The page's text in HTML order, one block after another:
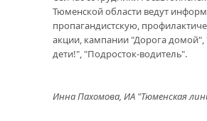
Тюменской области ведут
пропагандистскую,
акции, кампании "Дорога
дети!", "Подросток-водитель".
Инна Пахомова, ИА "Тюменская